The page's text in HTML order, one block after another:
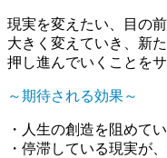
現実を変えたい、目の
大きく変えていき、新
押し進んでいくことを
～期待される効果～
・人生の創造を阻めて
・停滞している現実が